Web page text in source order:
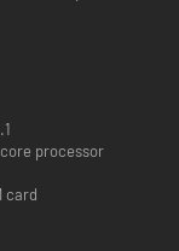
processor
card